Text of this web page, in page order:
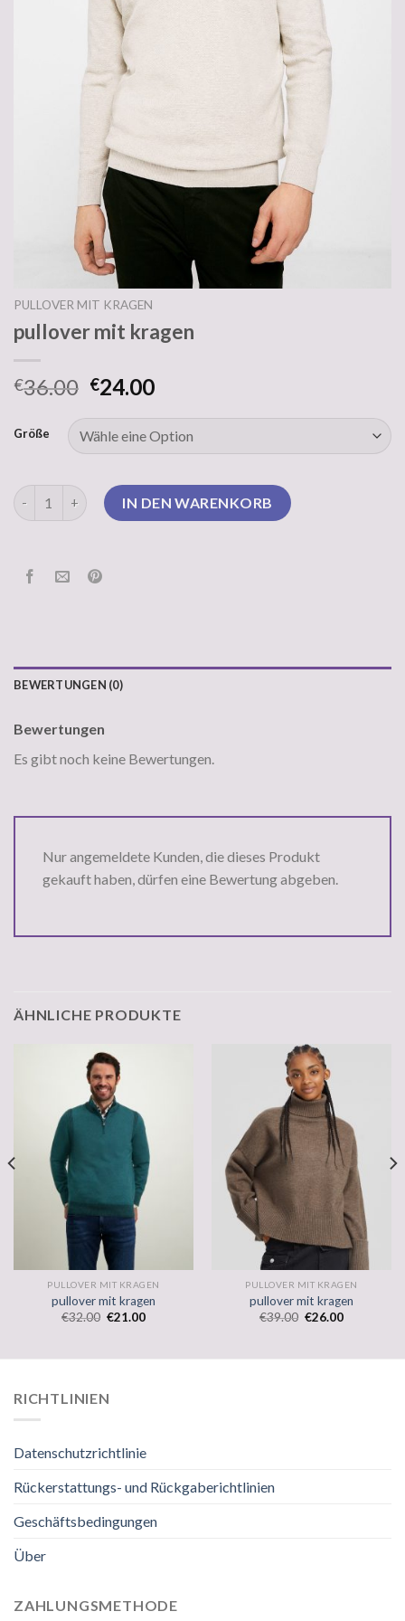
PULLOVER MIT KRAGEN
pullover mit kragen
€36.00 €24.00
Größe
pullover mit kragen MengeIN DEN WARENKORB
BEWERTUNGEN (0)
Bewertungen
Es gibt noch keine Bewertungen.
Nur angemeldete Kunden, die dieses Produkt
gekauft haben, dürfen eine Bewertung abgeben.
ÄHNLICHE PRODUKTE
PULLOVER MIT KRAGEN
pullover mit kragen
€32.00 €21.00
PULLOVER MIT KRAGEN
pullover mit kragen
€39.00 €26.00
RICHTLINIEN
Datenschutzrichtlinie
Rückerstattungs- und Rückgaberichtlinien
Geschäftsbedingungen
Über
ZAHLUNGSMETHODE